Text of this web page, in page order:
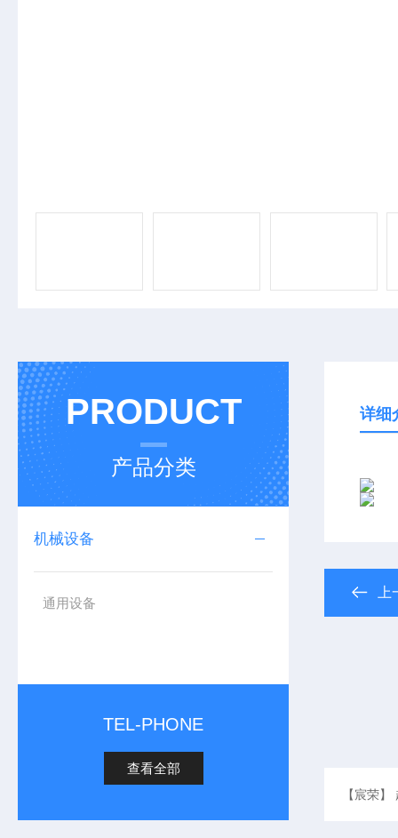
PRODUCT
产品分类
机械设备
通用设备
TEL-PHONE
查看全部
详细